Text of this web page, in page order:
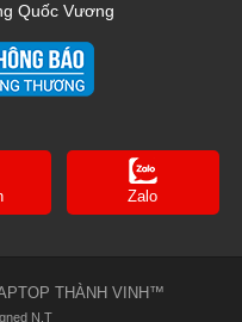
Quốc Vương
Zalo
THÀNH VINH™
N.T